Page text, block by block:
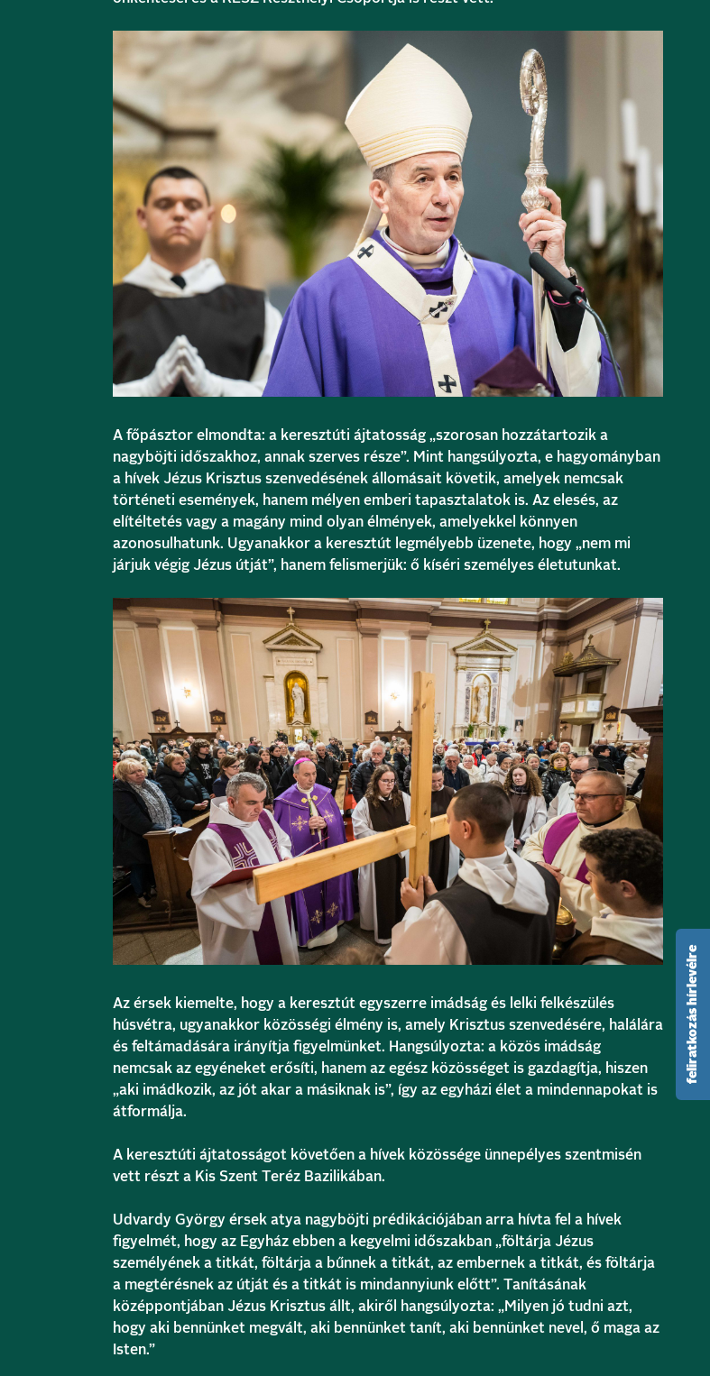
A főpásztor elmondta: a keresztúti ájtatosság „szorosan hozzátartozik a
nagyböjti időszakhoz, annak szerves része”. Mint hangsúlyozta, e hagyományban
a hívek Jézus Krisztus szenvedésének állomásait követik, amelyek nemcsak
történeti események, hanem mélyen emberi tapasztalatok is. Az elesés, az
elítéltetés vagy a magány mind olyan élmények, amelyekkel könnyen
azonosulhatunk. Ugyanakkor a keresztút legmélyebb üzenete, hogy „nem mi
járjuk végig Jézus útját”, hanem felismerjük: ő kíséri személyes életutunkat.
Az érsek kiemelte, hogy a keresztút egyszerre imádság és lelki felkészülés
húsvétra, ugyanakkor közösségi élmény is, amely Krisztus szenvedésére, halálára
és feltámadására irányítja figyelmünket. Hangsúlyozta: a közös imádság
nemcsak az egyéneket erősíti, hanem az egész közösséget is gazdagítja, hiszen
„aki imádkozik, az jót akar a másiknak is”, így az egyházi élet a mindennapokat is
átformálja.
A keresztúti ájtatosságot követően a hívek közössége ünnepélyes szentmisén
vett részt a Kis Szent Teréz Bazilikában.
Udvardy György érsek atya nagyböjti prédikációjában arra hívta fel a hívek
figyelmét, hogy az Egyház ebben a kegyelmi időszakban „föltárja Jézus
személyének a titkát, föltárja a bűnnek a titkát, az embernek a titkát, és föltárja
a megtérésnek az útját és a titkát is mindannyiunk előtt”. Tanításának
középpontjában Jézus Krisztus állt, akiről hangsúlyozta: „Milyen jó tudni azt,
hogy aki bennünket megvált, aki bennünket tanít, aki bennünket nevel, ő maga az
Isten.”
feliratkozás hírlevélre